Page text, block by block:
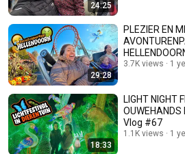
24:25
29:28
PLEZIER EN
3.7K views 1
18:33
LIGHT NIGHT
OUWEHANDS
Vlog #67
1.1K views 1